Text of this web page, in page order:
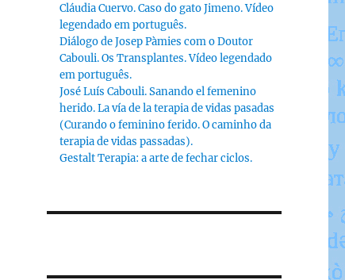
Cláudia Cuervo. Caso do gato Jimeno. Vídeo
legendado em português.
Diálogo de Josep Pàmies com o Doutor
Cabouli. Os Transplantes. Vídeo legendado
em português.
José Luís Cabouli. Sanando el femenino
herido. La vía de la terapia de vidas pasadas
(Curando o feminino ferido. O caminho da
terapia de vidas passadas).
Gestalt Terapia: a arte de fechar ciclos.